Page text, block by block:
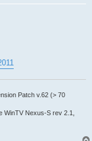
Patch v.62 (> 70
WinTV Nexus-S rev 2.1,